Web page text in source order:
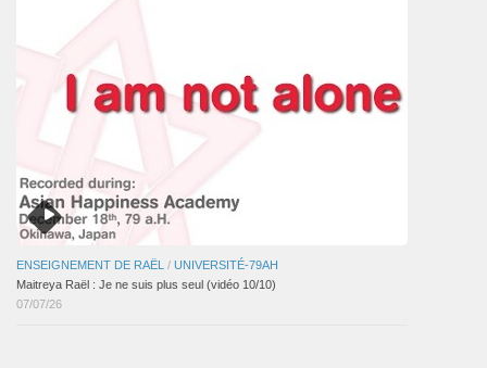
ENSEIGNEMENT DE RAËL / UNIVERSITÉ-79AH
Maitreya Raël : Je ne suis plus seul (vidéo 10/10)
07/07/26